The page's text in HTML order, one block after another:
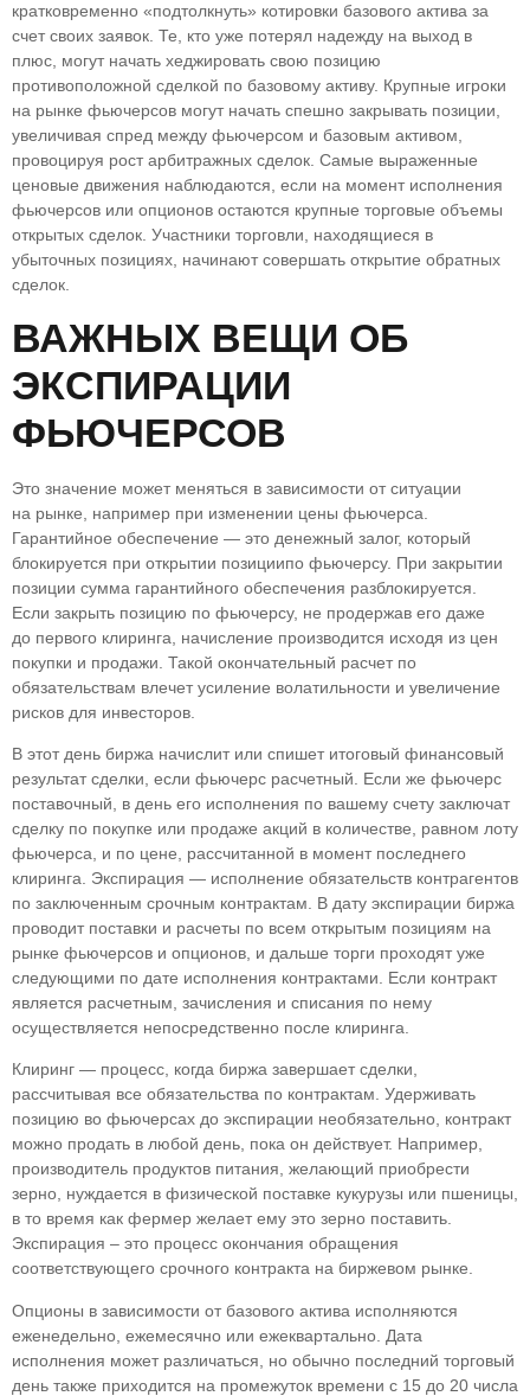
кратковременно «подтолкнуть» котировки базового актива за
счет своих заявок. Те, кто уже потерял надежду на выход в
плюс, могут начать хеджировать свою позицию
противоположной сделкой по базовому активу. Крупные игроки
на рынке фьючерсов могут начать спешно закрывать позиции,
увеличивая спред между фьючерсом и базовым активом,
провоцируя рост арбитражных сделок. Самые выраженные
ценовые движения наблюдаются, если на момент исполнения
фьючерсов или опционов остаются крупные торговые объемы
открытых сделок. Участники торговли, находящиеся в
убыточных позициях, начинают совершать открытие обратных
сделок.
ВАЖНЫХ ВЕЩИ ОБ
ЭКСПИРАЦИИ
ФЬЮЧЕРСОВ
Это значение может меняться в зависимости от ситуации
на рынке, например при изменении цены фьючерса.
Гарантийное обеспечение — это денежный залог, который
блокируется при открытии позициипо фьючерсу. При закрытии
позиции сумма гарантийного обеспечения разблокируется.
Если закрыть позицию по фьючерсу, не продержав его даже
до первого клиринга, начисление производится исходя из цен
покупки и продажи. Такой окончательный расчет по
обязательствам влечет усиление волатильности и увеличение
рисков для инвесторов.
В этот день биржа начислит или спишет итоговый финансовый
результат сделки, если фьючерс расчетный. Если же фьючерс
поставочный, в день его исполнения по вашему счету заключат
сделку по покупке или продаже акций в количестве, равном лоту
фьючерса, и по цене, рассчитанной в момент последнего
клиринга. Экспирация — исполнение обязательств контрагентов
по заключенным срочным контрактам. В дату экспирации биржа
проводит поставки и расчеты по всем открытым позициям на
рынке фьючерсов и опционов, и дальше торги проходят уже
следующими по дате исполнения контрактами. Если контракт
является расчетным, зачисления и списания по нему
осуществляется непосредственно после клиринга.
Клиринг — процесс, когда биржа завершает сделки,
рассчитывая все обязательства по контрактам. Удерживать
позицию во фьючерсах до экспирации необязательно, контракт
можно продать в любой день, пока он действует. Например,
производитель продуктов питания, желающий приобрести
зерно, нуждается в физической поставке кукурузы или пшеницы,
в то время как фермер желает ему это зерно поставить.
Экспирация – это процесс окончания обращения
соответствующего срочного контракта на биржевом рынке.
Опционы в зависимости от базового актива исполняются
еженедельно, ежемесячно или ежеквартально. Дата
исполнения может различаться, но обычно последний торговый
день также приходится на промежуток времени с 15 до 20 числа